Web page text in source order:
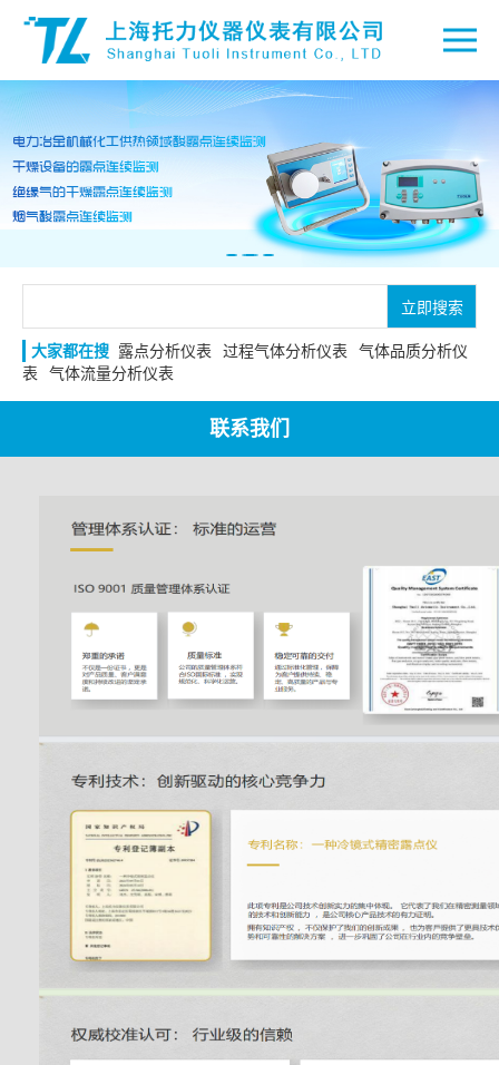
立即搜索
大家都在搜 露点分析仪表 过程气体分析仪表
气体品质分析仪
表
气体流量分析仪表
联系我们